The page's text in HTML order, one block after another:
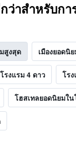
าสำหรับกา
สูงสุด เมืองยอดนิ
โรงแรม 4 ดาว โร
โฮสเทลยอดนิยมใ